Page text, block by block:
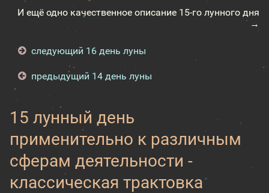
И ещё одно качественное описание 15-го лунного дня
→
следующий 16 день луны
предыдущий 14 день луны
15 лунный день
применительно к различным
сферам деятельности -
классическая трактовка